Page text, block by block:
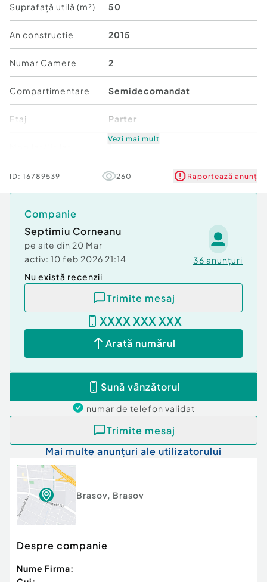
Confort: 1
Tip imobil:Bloc de apartamente
Număr Băi:1
Posibilitate parcare: Da
Nr. locuri parcare:
Suprafață utilă (m²) 50
An constructie 2015
Numar Camere 2
Compartimentare Semidecomandat
Etaj Parter
Număr niveluri imobil 6
Comfort 1
Vezi mai mult
ID: 16789539 260 Raportează anunț
Companie
Septimiu Corneanu
pe site din 20 Mar
activ: 10 feb 2026 21:14 36 anunțuri
Nu există recenzii
Trimite mesaj
XXXX XXX XXX
Arată numărul
Sună vânzătorul
numar de telefon validat
Trimite mesaj
Mai multe anunțuri ale utilizatorului
Brasov, Brasov
Despre companie
Nume Firma: